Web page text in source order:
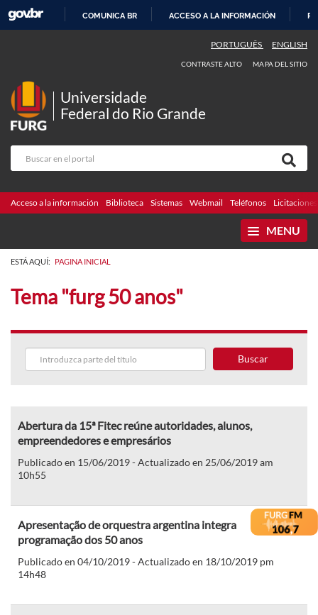
CONTENIDO
COMUNICA BR ACCESO A LA INFORMACIÓN
PORTUGUÊS ENGLISH
CONTRASTE ALTO MAPA DEL SITIO
Universidade
Federal do Rio Grande
Acceso a la información Biblioteca Sistemas Webmail Teléfonos Licitaciones
MENU
ESTÁ AQUÍ: PAGINA INICIAL
Tema "furg 50 anos"
Buscar
Abertura da 15ª Fitec reúne autoridades, alunos,
empreendedores e empresários
Publicado en 15/06/2019 - Actualizado en 25/06/2019 am
10h55
Apresentação de orquestra argentina integra
programação dos 50 anos
Publicado en 04/10/2019 - Actualizado en 18/10/2019 pm
14h48